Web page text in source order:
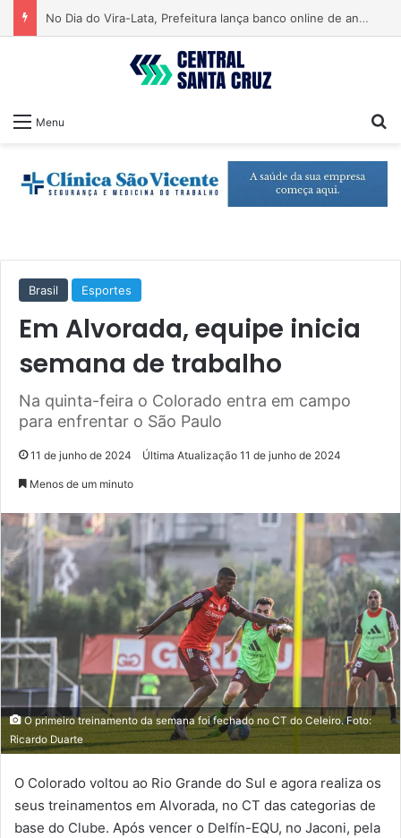
No Dia do Vira-Lata, Prefeitura lança banco online de animais para adoção
Menu
Brasil Esportes
Em Alvorada, equipe inicia
semana de trabalho
Na quinta-feira o Colorado entra em campo
para enfrentar o São Paulo
11 de junho de 2024 Última Atualização 11 de junho de 2024
Menos de um minuto
O primeiro treinamento da semana foi fechado no CT do Celeiro. Foto:
Ricardo Duarte
O Colorado voltou ao Rio Grande do Sul e agora realiza os
seus treinamentos em Alvorada, no CT das categorias de
base do Clube. Após vencer o Delfín-EQU, no Jaconi, pela